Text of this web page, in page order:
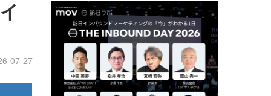
07-27